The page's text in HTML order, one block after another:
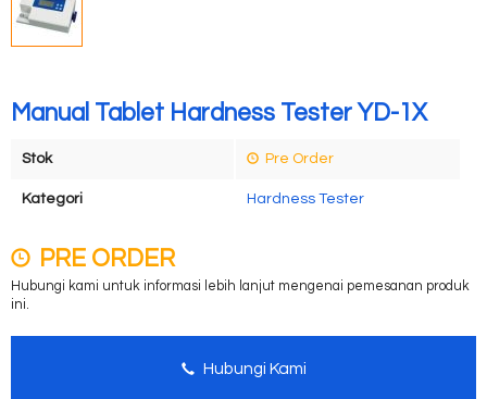
Manual Tablet Hardness Tester YD-1X
Stok Pre Order
Kategori Hardness Tester
PRE ORDER
Hubungi kami untuk informasi lebih lanjut mengenai pemesanan produk
ini.
Hubungi Kami